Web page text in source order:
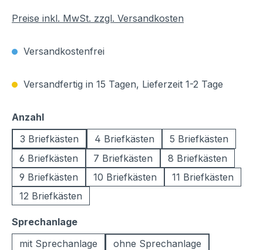
Preise inkl. MwSt. zzgl. Versandkosten
Versandkostenfrei
Versandfertig in 15 Tagen, Lieferzeit 1-2 Tage
Anzahlauswählen
3 Briefkästen
4 Briefkästen
5 Briefkästen
6 Briefkästen
7 Briefkästen
8 Briefkästen
9 Briefkästen
10 Briefkästen
11 Briefkästen
12 Briefkästen
Sprechanlageauswählen
mit Sprechanlage
ohne Sprechanlage